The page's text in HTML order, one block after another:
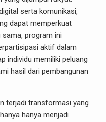
serta komunikasi,
dapat memperkuat
sama, program ini
aktif dalam
individu memiliki peluang
hasil dari pembangunan
terjadi transformasi yang
hanya menjadi